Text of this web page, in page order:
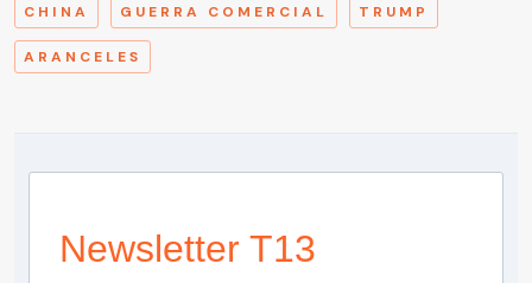
CHINA GUERRA COMERCIAL TRUMP
ARANCELES
Newsletter T13